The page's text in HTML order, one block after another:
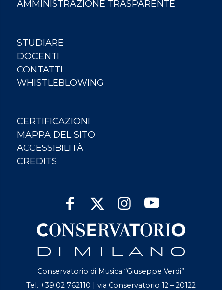
AMMINISTRAZIONE TRASPARENTE
STUDIARE
DOCENTI
CONTATTI
WHISTLEBLOWING
CERTIFICAZIONI
MAPPA DEL SITO
ACCESSIBILITÀ
CREDITS
Conservatorio di Musica “Giuseppe Verdi”
Tel. +39 02 762110 | via Conservatorio 12 – 20122